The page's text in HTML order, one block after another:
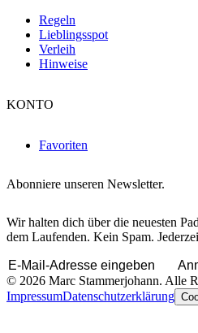
Regeln
Lieblingsspot
Verleih
Hinweise
KONTO
Favoriten
Abonniere unseren Newsletter.
Wir halten dich über die neuesten
dem Laufenden. Kein Spam.
© 2026 Marc Stammerjohann. Alle
ImpressumDatenschutzerklärung